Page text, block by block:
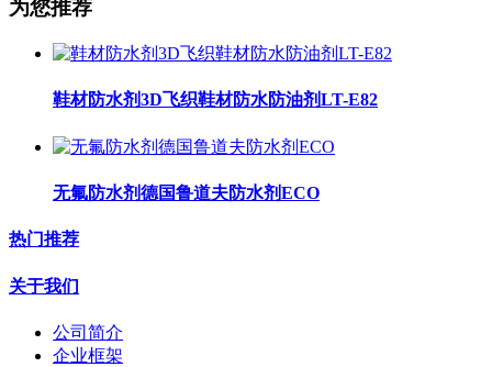
为您推荐
鞋材防水剂3D飞织鞋材防水防油剂LT-E82
无氟防水剂德国鲁道夫防水剂ECO
热门推荐
关于我们
公司简介
企业框架